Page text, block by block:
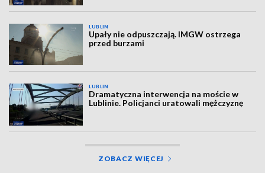
LUBLIN
Upały nie odpuszczają. IMGW ostrzega
przed burzami
LUBLIN
Dramatyczna interwencja na moście w
Lublinie. Policjanci uratowali mężczyznę
ZOBACZ WIĘCEJ